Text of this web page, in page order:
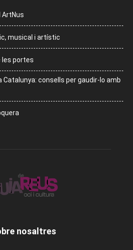
ArtNus
musical i artístic
les portes
Catalunya: consells per gaudir-lo amb
nosaltres